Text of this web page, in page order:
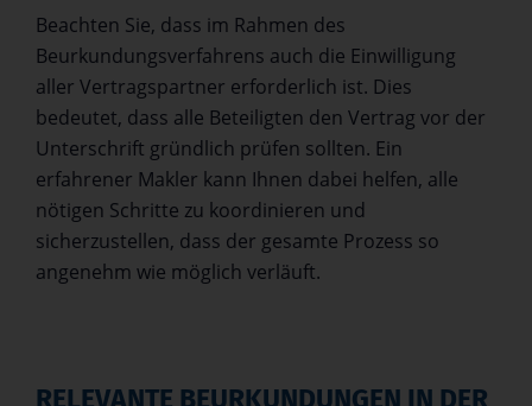
Beachten Sie, dass im Rahmen des
Beurkundungsverfahrens auch die Einwilligung
aller Vertragspartner erforderlich ist. Dies
bedeutet, dass alle Beteiligten den Vertrag vor der
Unterschrift gründlich prüfen sollten. Ein
erfahrener Makler kann Ihnen dabei helfen, alle
nötigen Schritte zu koordinieren und
sicherzustellen, dass der gesamte Prozess so
angenehm wie möglich verläuft.
RELEVANTE BEURKUNDUNGEN IN DER